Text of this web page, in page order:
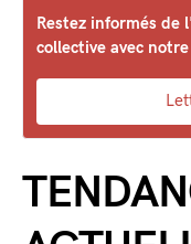
Restez informés de
collective avec